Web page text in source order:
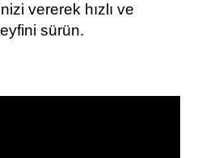
vererek hızlı ve
sürün.